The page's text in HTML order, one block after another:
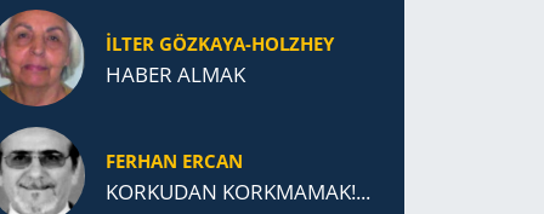
İLTER GÖZKAYA-HOLZHEY
HABER ALMAK
FERHAN ERCAN
KORKUDAN KORKMAMAK!...